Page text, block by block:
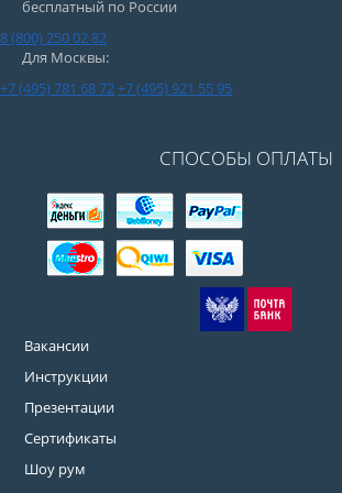
бесплатный по России
8 (800) 250 02 82
Для Москвы:
+7 (495) 781 68 72+7 (495) 921 55 95
СПОСОБЫ ОПЛАТЫ
Вакансии
Инструкции
Презентации
Сертификаты
Шоу рум